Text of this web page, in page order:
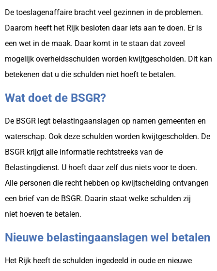
De toeslagenaffaire bracht veel gezinnen in de problemen.
Daarom heeft het Rijk besloten daar iets aan te doen. Er is
een wet in de maak. Daar komt in te staan dat zoveel
mogelijk overheidsschulden worden kwijtgescholden. Dit kan
betekenen dat u die schulden niet hoeft te betalen.
Wat doet de BSGR?
De BSGR legt belastingaanslagen op namen gemeenten en
waterschap. Ook deze schulden worden kwijtgescholden. De
BSGR krijgt alle informatie rechtstreeks van de
Belastingdienst. U hoeft daar zelf dus niets voor te doen.
Alle personen die recht hebben op kwijtschelding ontvangen
een brief van de BSGR. Daarin staat welke schulden zij
niet hoeven te betalen.
Nieuwe belastingaanslagen wel betalen
Het Rijk heeft de schulden ingedeeld in oude en nieuwe